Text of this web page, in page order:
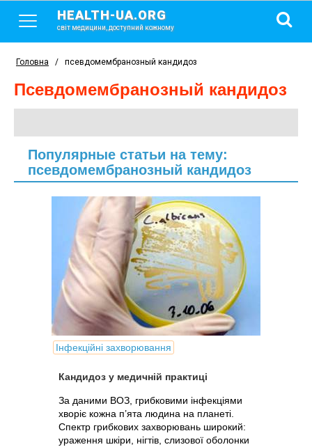
HEALTH-UA.ORG
світ медицини, доступний кожному
Головна / псевдомембранозный кандидоз
псевдомембранозный кандидоз
Популярные статьи на тему:
псевдомембранозный кандидоз
Інфекційні захворювання
Кандидоз у медичній практиці
За даними ВОЗ, грибковими інфекціями
хворіє кожна п’ята людина на планеті.
Спектр грибкових захворювань широкий:
ураження шкіри, нігтів, слизової оболонки